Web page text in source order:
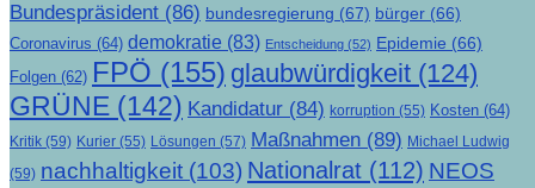
Bundespräsident (86) bundesregierung (67) bürger (66)
Coronavirus (64) demokratie (83) Entscheidung (52) Epidemie (66)
Folgen (62) FPÖ (155) glaubwürdigkeit (124)
GRÜNE (142) Kandidatur (84) korruption (55) Kosten (64)
Kritik (59) Kurier (55) Lösungen (57) Maßnahmen (89) Michael Ludwig
(59) nachhaltigkeit (103) Nationalrat (112) NEOS